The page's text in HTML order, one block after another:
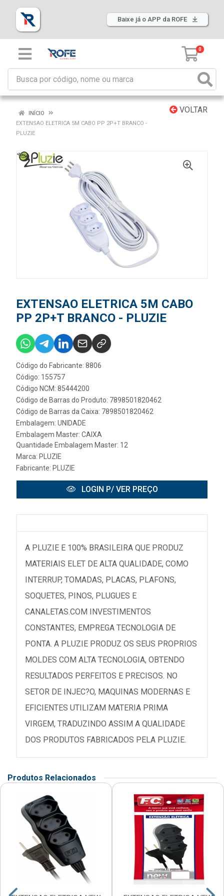
Baixe já o APP da ROFE
0
VOLTAR
INÍCIO
EXTENSAO ELETRICA 5M CABO PP 2P+T BRANCO -
PLUZIE
EXTENSAO ELETRICA 5M CABO
PP 2P+T BRANCO - PLUZIE
Código do Fabricante: 8806
Código: 155757
Código NCM: 85444200
Código de Barras do Produto: 7898501820462
Código de Barras da Caixa: 7898501820462
Embalagem: UNIDADE
Embalagem Master: CAIXA
Quantidade Embalagem Master: 12
Marca: PLUZIE
Fabricante: PLUZIE
LOGIN P/ VER PREÇO
A PLUZIE E 100% BRASILEIRA QUE PRODUZ
MATERIAIS ELET DE ALTA QUALIDADE, COMO
INTERRUP, TOMADAS, PLACAS, PLAFONS,
SOQUETES, PINOS, PLUGUES E
CANALETAS.COM INVESTIMENTOS
CONSTANTES, EMPREGA TECNOLOGIA DE
PONTA. A PLUZIE PRODUZ OS SEUS PROPRIOS
MOLDES COM ALTA TECNOLOGIA, OBTENDO
RESULTADOS PERFEITOS E PRECISOS. NO
SETOR DE INJEC?O, MAQUINAS MODERNAS E
EFICIENTES UTILIZAM MATERIA PRIMA
VIRGEM, TRADUZINDO ASSIM A QUALIDADE
DOS PRODUTOS FABRICADOS PELA PLUZIE.
Produtos Relacionados